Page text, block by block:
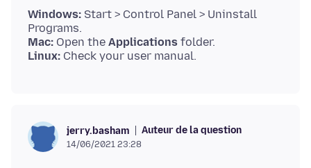
Windows: Start > Control Panel > Uninstall
Mac: Open the Applications
Linux:
jerry.basham Auteur de la question
14/06/2021 23:28